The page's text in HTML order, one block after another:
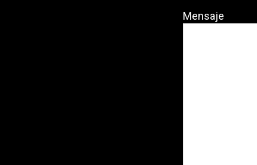
Mensaje